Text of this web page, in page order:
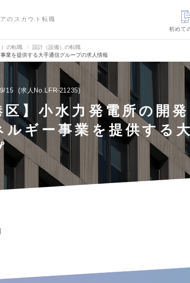
のスカウト転職
初めて
の転職
設計（設備）の転職
業を提供する大手通信グループの求人情報
15 求人No.LFR-21235
区】小水力発電所の開
ルギー事業を提供する